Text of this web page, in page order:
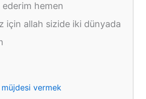
hemen
için allah sizide iki dünyada
vermek